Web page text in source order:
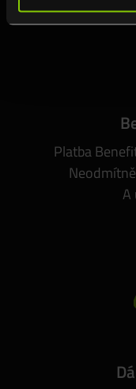
Platba
A